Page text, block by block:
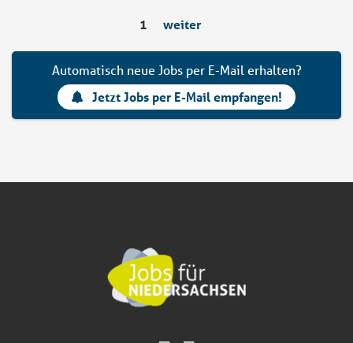
1 weiter
Automatisch neue Jobs per E-Mail erhalten?
Jetzt Jobs per E-Mail empfangen!